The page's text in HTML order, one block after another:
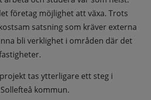
företag möjlighet att växa. Trots
satsning som kräver externa
bli verklighet i områden där det
tas ytterligare ett steg i
kommun.